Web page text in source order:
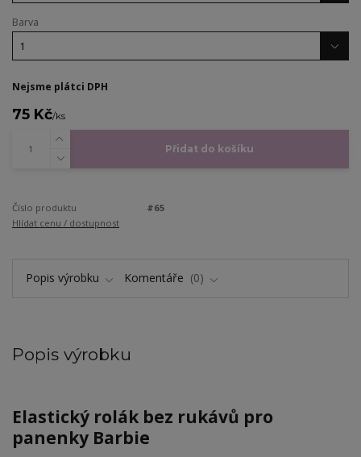
Barva
Nejsme plátci DPH
75 Kč/ks
Přidat do košíku
Číslo produktu
#65
Hlídat cenu / dostupnost
Popis výrobku Komentáře 0
Popis výrobku
Elastický rolák bez rukávů pro
panenky Barbie